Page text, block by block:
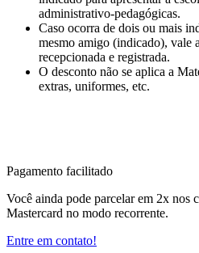
administrativo-pedagógicas.
Caso ocorra de dois ou mais
mesmo amigo (indicado), vale
recepcionada e registrada.
O desconto não se aplica a
extras, uniformes, etc.
Pagamento facilitado
Você ainda pode parcelar em 2x nos
Mastercard no modo recorrente.
Entre em contato!